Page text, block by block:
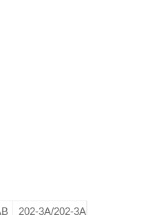
202-3A/202-3A